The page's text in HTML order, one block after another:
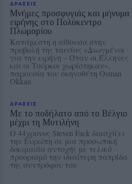
ΔΡΑΣΕΙΣ
Μνήμες προσφυγιάς και μήνυμα
ειρήνης στο Πολύκεντρο
Πλωμαρίου
Κατάμεστη η αίθουσα στην
προβολή της ταινίας «Διωγμένοι
για την ειρήνη – Όταν οι Έλληνες
και οι Τούρκοι χωρίστηκαν»,
παρουσία του σκηνοθέτη Osman
Okkan
ΔΡΑΣΕΙΣ
Με το ποδήλατο από το Βέλγιο
μέχρι τη Μυτιλήνη
Ο 44χρονος Steven Fack διασχίζει
την Ευρώπη σε μια προσωπική
δοκιμασία αντοχής με τελικό
προορισμό την ιδιαίτερη πατρίδα
της συντρόφου του